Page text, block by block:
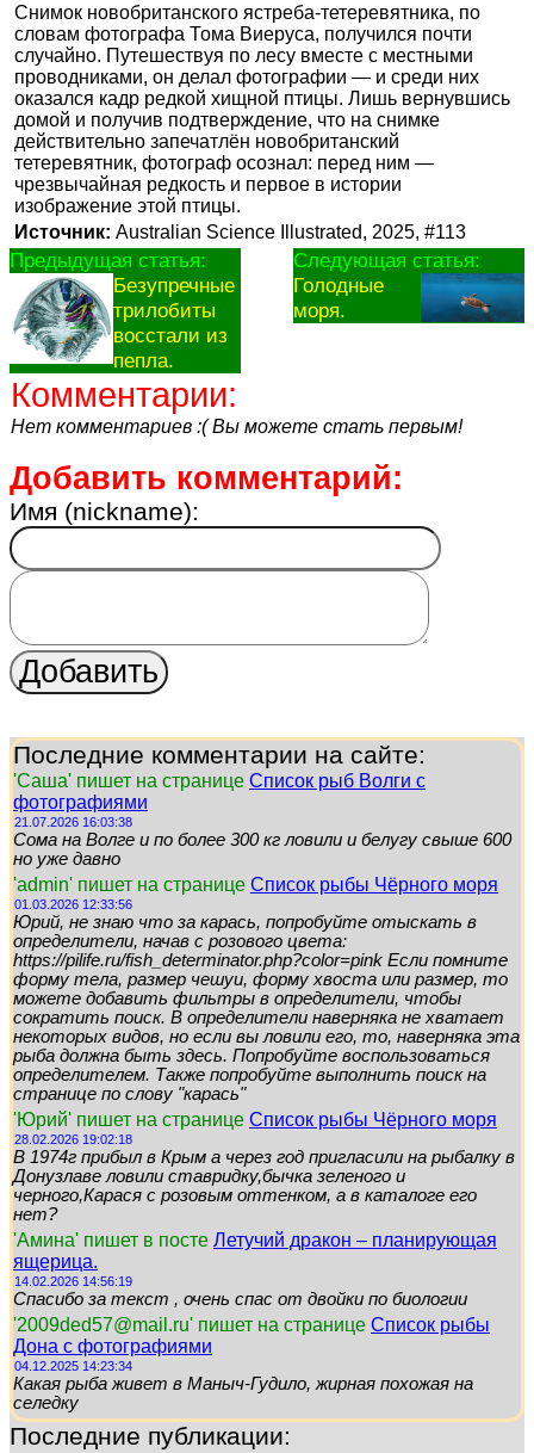
Снимок новобританского ястреба-тетеревятника, по
словам фотографа Тома Виеруса, получился почти
случайно. Путешествуя по лесу вместе с местными
проводниками, он делал фотографии — и среди них
оказался кадр редкой хищной птицы. Лишь вернувшись
домой и получив подтверждение, что на снимке
действительно запечатлён новобританский
тетеревятник, фотограф осознал: перед ним —
чрезвычайная редкость и первое в истории
изображение этой птицы.
Источник: Australian Science Illustrated, 2025, #113
Предыдущая статья:
Безупречные
трилобиты
восстали из
пепла.
Следующая статья:
Голодные
моря.
Комментарии:
Нет комментариев :( Вы можете стать первым!
Добавить комментарий:
Имя (nickname):
Последние комментарии на сайте:
'Саша' пишет на странице Список рыб Волги с
фотографиями
21.07.2026 16:03:38
Сома на Волге и по более 300 кг ловили и белугу свыше 600
но уже давно
'admin' пишет на странице Список рыбы Чёрного моря
01.03.2026 12:33:56
Юрий, не знаю что за карась, попробуйте отыскать в
определители, начав с розового цвета:
https://pilife.ru/fish_determinator.php?color=pink Если помните
форму тела, размер чешуи, форму хвоста или размер, то
можете добавить фильтры в определители, чтобы
сократить поиск. В определители наверняка не хватает
некоторых видов, но если вы ловили его, то, наверняка эта
рыба должна быть здесь. Попробуйте воспользоваться
определителем. Также попробуйте выполнить поиск на
странице по слову "карась"
'Юрий' пишет на странице Список рыбы Чёрного моря
28.02.2026 19:02:18
В 1974г прибыл в Крым а через год пригласили на рыбалку в
Донузлаве ловили ставридку,бычка зеленого и
черного,Карася с розовым оттенком, а в каталоге его
нет?
'Амина' пишет в посте Летучий дракон – планирующая
ящерица.
14.02.2026 14:56:19
Спасибо за текст , очень спас от двойки по биологии
'2009ded57@mail.ru' пишет на странице Список рыбы
Дона с фотографиями
04.12.2025 14:23:34
Какая рыба живет в Маныч-Гудило, жирная похожая на
селедку
Последние публикации: